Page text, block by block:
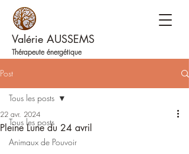
Valérie AUSSEMS
Thérapeute énergétique
Post
Tous les posts
Animaux de Pouvoir
Tous les posts
Pleine Lune du 24 avril
22 avr. 2024